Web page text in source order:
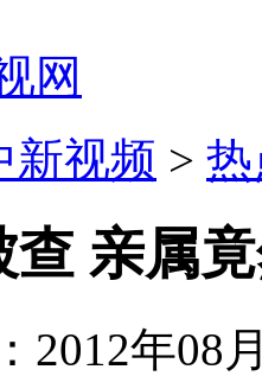
网
新视频 >
查 亲属
2012年08